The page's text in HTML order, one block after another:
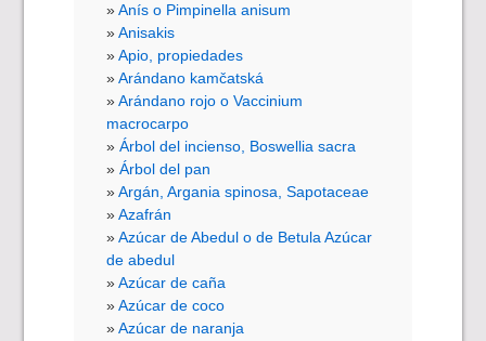
Anís o Pimpinella anisum
Anisakis
Apio, propiedades
Arándano kamčatská
Arándano rojo o Vaccinium
macrocarpo
Árbol del incienso, Boswellia sacra
Árbol del pan
Argán, Argania spinosa, Sapotaceae
Azafrán
Azúcar de Abedul o de Betula Azúcar
de abedul
Azúcar de caña
Azúcar de coco
Azúcar de naranja